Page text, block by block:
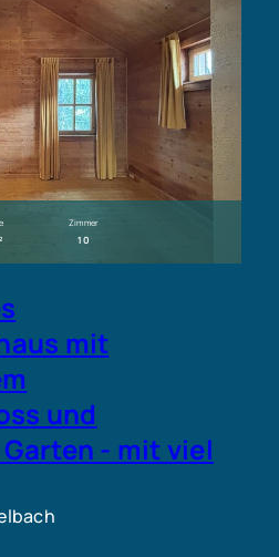
Zimmer
10
mit
und
- mit viel